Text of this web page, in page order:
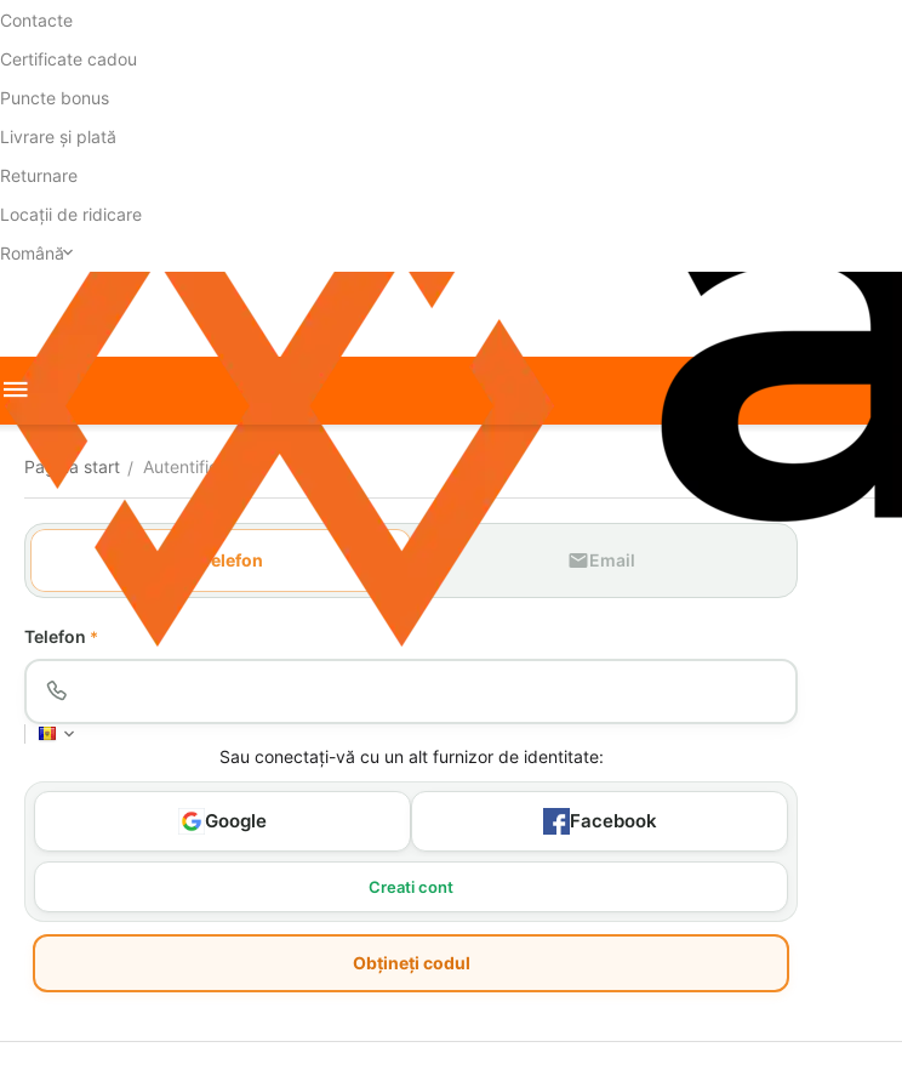
Contacte
Certificate cadou
Puncte bonus
Livrare și plată
Returnare
Locații de ridicare
Română
Pagina start / Autentificare
Telefon Email
Telefon
Sau conectați-vă cu un alt furnizor de identitate:
Creati cont
Obțineți codul